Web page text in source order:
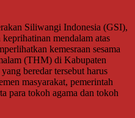
Siliwangi Indonesia (GSI),
mendalam atas
kemesraan sesama
(THM) di Kabupaten
beredar tersebut harus
masyarakat, pemerintah
para tokoh agama dan tokoh